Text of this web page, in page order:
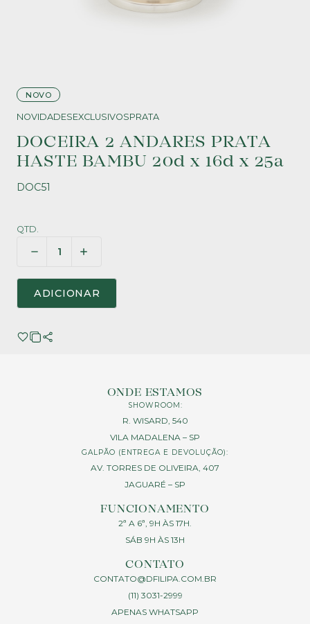
NOVO
NOVIDADESEXCLUSIVOSPRATA
DOCEIRA 2 ANDARES PRATA
HASTE BAMBU 20d x 16d x 25a
DOC51
QTD.
ADICIONAR
ONDE ESTAMOS
SHOWROOM:
R. WISARD, 540
VILA MADALENA – SP
GALPÃO (ENTREGA E DEVOLUÇÃO):
AV. TORRES DE OLIVEIRA, 407
JAGUARÉ – SP
FUNCIONAMENTO
2ª A 6ª, 9H ÀS 17H.
SÁB 9H ÀS 13H
CONTATO
CONTATO@DFILIPA.COM.BR
(11) 3031-2999
APENAS WHATSAPP